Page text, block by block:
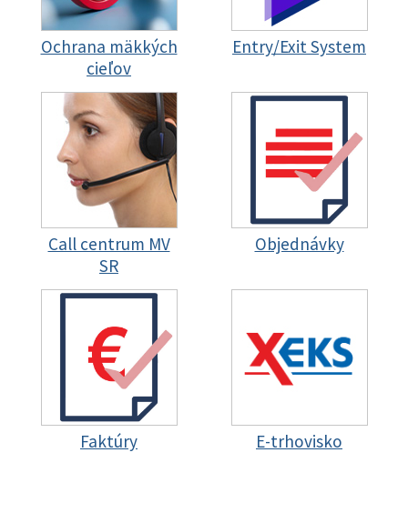
Ochrana mäkkých
cieľov
Entry/Exit System
Call centrum MV
SR
Objednávky
Faktúry E-trhovisko